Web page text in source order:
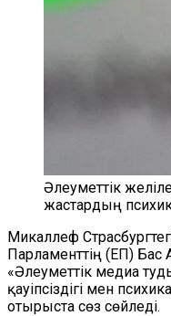
Әлеуметтік
жастардың
Микаллеф
Парламенттің (ЕП) Бас
«Әлеуметтік медиа
қауіпсіздігі мен
отырыста сөз сөйледі.